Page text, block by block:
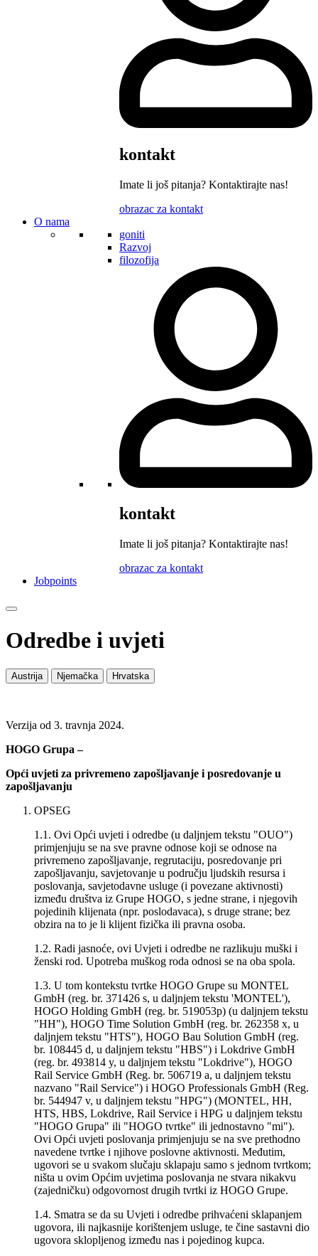
kontakt
Imate li još pitanja? Kontaktirajte nas!
obrazac za kontakt
O nama
goniti
Razvoj
filozofija
kontakt
Imate li još pitanja? Kontaktirajte nas!
obrazac za kontakt
Jobpoints
Odredbe i uvjeti
Austrija Njemačka Hrvatska
Verzija od 3. travnja 2024.
HOGO Grupa –
Opći uvjeti za privremeno zapošljavanje i posredovanje u
zapošljavanju
OPSEG
1.1. Ovi Opći uvjeti i odredbe (u daljnjem tekstu "OUO")
primjenjuju se na sve pravne odnose koji se odnose na
privremeno zapošljavanje, regrutaciju, posredovanje pri
zapošljavanju, savjetovanje u području ljudskih resursa i
poslovanja, savjetodavne usluge (i povezane aktivnosti)
između društva iz Grupe HOGO, s jedne strane, i njegovih
pojedinih klijenata (npr. poslodavaca), s druge strane; bez
obzira na to je li klijent fizička ili pravna osoba.
1.2. Radi jasnoće, ovi Uvjeti i odredbe ne razlikuju muški i
ženski rod. Upotreba muškog roda odnosi se na oba spola.
1.3. U tom kontekstu tvrtke HOGO Grupe su MONTEL
GmbH (reg. br. 371426 s, u daljnjem tekstu 'MONTEL'),
HOGO Holding GmbH (reg. br. 519053p) (u daljnjem tekstu
"HH"), HOGO Time Solution GmbH (reg. br. 262358 x, u
daljnjem tekstu "HTS"), HOGO Bau Solution GmbH (reg.
br. 108445 d, u daljnjem tekstu "HBS") i Lokdrive GmbH
(reg. br. 493814 y, u daljnjem tekstu "Lokdrive"), HOGO
Rail Service GmbH (Reg. br. 506719 a, u daljnjem tekstu
nazvano "Rail Service") i HOGO Professionals GmbH (Reg.
br. 544947 v, u daljnjem tekstu "HPG") (MONTEL, HH,
HTS, HBS, Lokdrive, Rail Service i HPG u daljnjem tekstu
"HOGO Grupa" ili "HOGO tvrtke" ili jednostavno "mi").
Ovi Opći uvjeti poslovanja primjenjuju se na sve prethodno
navedene tvrtke i njihove poslovne aktivnosti. Međutim,
ugovori se u svakom slučaju sklapaju samo s jednom tvrtkom;
ništa u ovim Općim uvjetima poslovanja ne stvara nikakvu
(zajedničku) odgovornost drugih tvrtki iz HOGO Grupe.
1.4. Smatra se da su Uvjeti i odredbe prihvaćeni sklapanjem
ugovora, ili najkasnije korištenjem usluge, te čine sastavni dio
ugovora sklopljenog između nas i pojedinog kupca.